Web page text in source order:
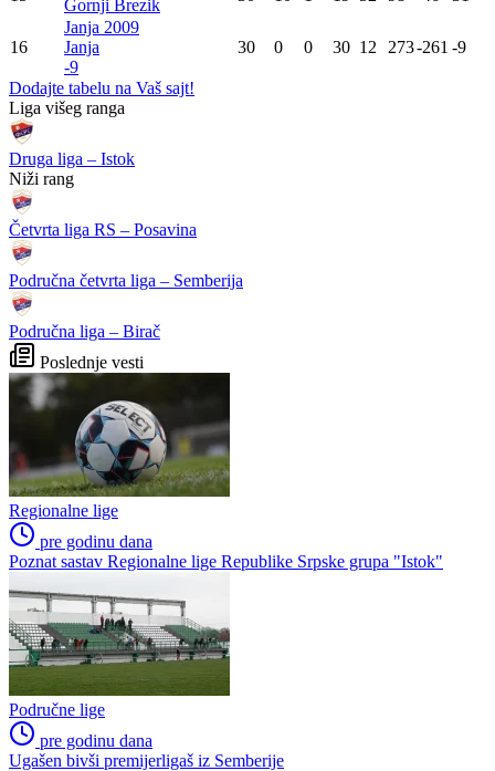
Gornji Brezik
16
Janja 2009
Janja
-9
30 0 0 30 12 273-261 -9
Dodajte tabelu na Vaš sajt!
WEB PREPORUKE
"Poste restante", nova knjiga
izdavačke kuće NULA NULA
Faris Dževahirić novi
nogometaš Veleža
HNS osudio teški napad na
poznatog nogometnog suca
Liga višeg ranga
Druga liga – Istok
Niži rang
Četvrta liga RS – Posavina
Područna četvrta liga – Semberija
Područna liga – Birač
Poslednje vesti